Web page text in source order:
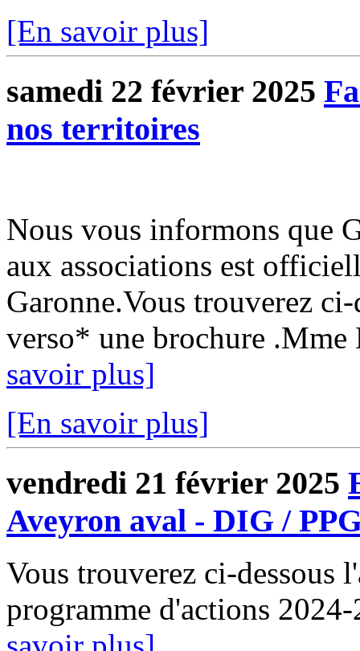
[En savoir plus]
samedi 22 février 2025
nos territoires
Nous vous informons que
aux associations est
Garonne.Vous trouverez
verso* une brochure .Mme
savoir plus]
[En savoir plus]
vendredi 21 février 2025
Aveyron aval - DIG /
Vous trouverez ci-dessous
programme d'actions